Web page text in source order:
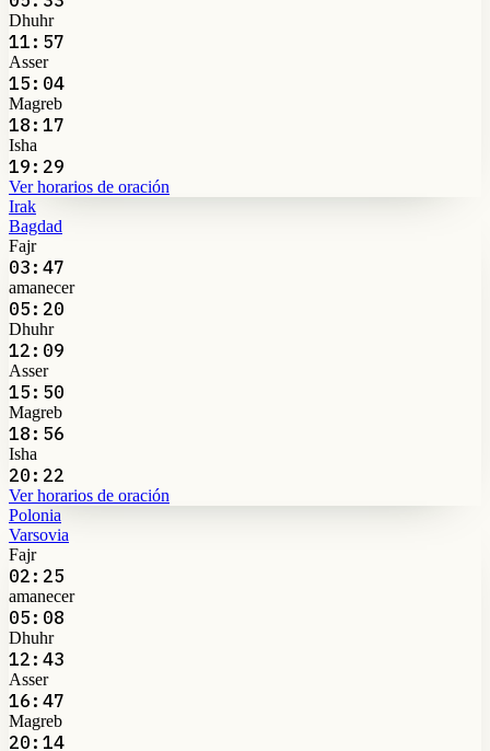
Dhuhr
11:57
Asser
15:04
Magreb
18:17
Isha
19:29
Ver horarios de oración
Irak
Bagdad
Fajr
03:47
amanecer
05:20
Dhuhr
12:09
Asser
15:50
Magreb
18:56
Isha
20:22
Ver horarios de oración
Polonia
Varsovia
Fajr
02:25
amanecer
05:08
Dhuhr
12:43
Asser
16:47
Magreb
20:14